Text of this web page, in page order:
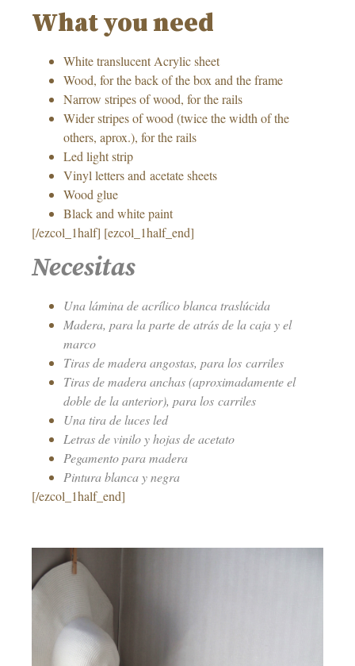
What you need
White translucent Acrylic sheet
Wood, for the back of the box and the frame
Narrow stripes of wood, for the rails
Wider stripes of wood (twice the width of the
others, aprox.), for the rails
Led light strip
Vinyl letters and acetate sheets
Wood glue
Black and white paint
[/ezcol_1half] [ezcol_1half_end]
Necesitas
Una lámina de acrílico blanca traslúcida
Madera, para la parte de atrás de la caja y el
marco
Tiras de madera angostas, para los carriles
Tiras de madera anchas (aproximadamente el
doble de la anterior), para los carriles
Una tira de luces led
Letras de vinilo y hojas de acetato
Pegamento para madera
Pintura blanca y negra
[/ezcol_1half_end]